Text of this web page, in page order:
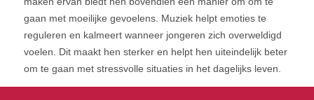
gaan met moeilijke gevoelens. Muziek helpt emoties te
reguleren en kalmeert wanneer jongeren zich overweldigd
voelen. Dit maakt hen sterker en helpt hen uiteindelijk beter
om te gaan met stressvolle situaties in het dagelijks leven.